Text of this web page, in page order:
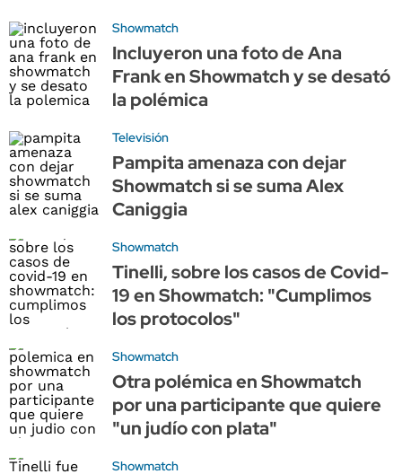
Showmatch
Incluyeron una foto de Ana
Frank en Showmatch y se desató
la polémica
Televisión
Pampita amenaza con dejar
Showmatch si se suma Alex
Caniggia
Showmatch
Tinelli, sobre los casos de Covid-
19 en Showmatch: "Cumplimos
los protocolos"
Showmatch
Otra polémica en Showmatch
por una participante que quiere
"un judío con plata"
Showmatch